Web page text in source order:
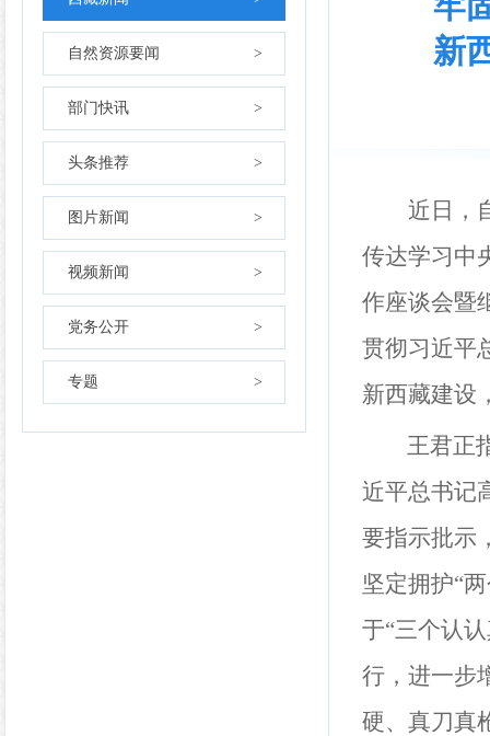
自然资源要闻 >
部门快讯 >
头条推荐 >
图片新闻 >
视频新闻 >
党务公开 >
专题 >
新
近日，
传达学习中
作座谈会暨
贯彻习近平
新西藏建设
王君正
近平总书记
要指示批示
坚定拥护“
于“三个认
行，进一步
硬、真刀真